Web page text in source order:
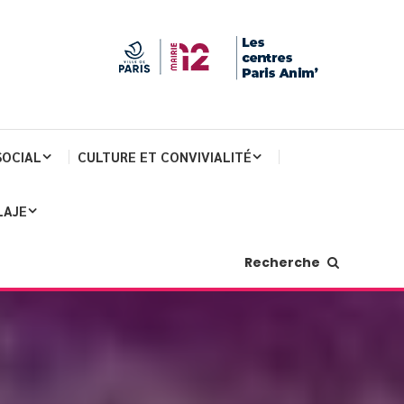
CULTURE ET CONVIVIALITÉ
Recherche